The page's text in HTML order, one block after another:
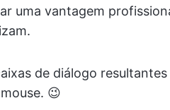
uma vantagem
de diálogo
😉